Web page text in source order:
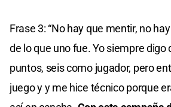
Frase 3: “No hay que mentir, no
de lo que uno fue. Yo siempre digo
puntos, seis como jugador, pero
juego y y me hice técnico porque